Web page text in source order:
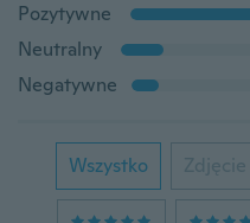
Pozytywne
Neutralny
Negatywne
Wszystko Zdjęcie